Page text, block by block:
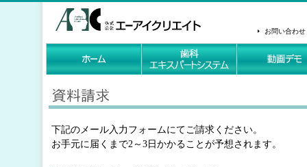
お問い合わせ
下記のメール入力フォームにてご請求ください。
お手元に届くまで2～3日かかることが予想されます。